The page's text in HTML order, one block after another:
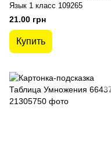
Язык 1 класс 109265
21.00 грн
Купить